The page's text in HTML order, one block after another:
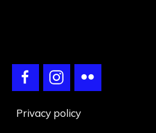
Privacy policy